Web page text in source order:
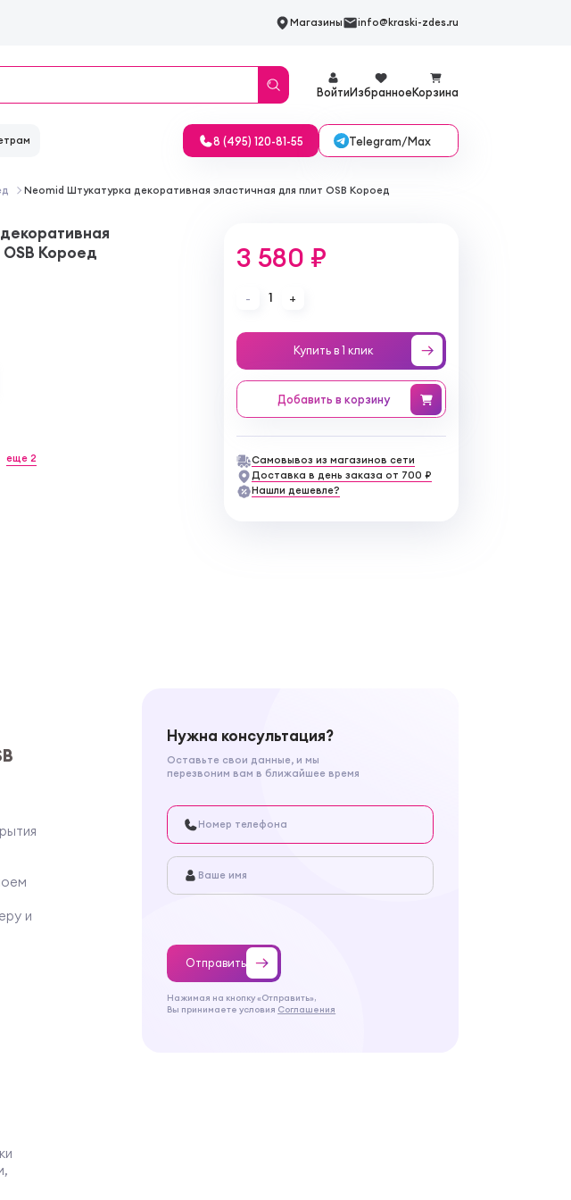
Магазины info@kraski-zdes.ru
ВойтиИзбранноеКорзина
8 (495) 120-81-55 Telegram/Max
Neomid Штукатурка декоративная эластичная для плит OSB Короед
Короед
еще2
3 580 ₽
- 1 +
Купить в 1 клик
Добавить в корзину
Самовывоз из магазинов сети
Доставка в день заказа от 700 ₽
Нашли дешевле?
и
Нужна консультация?
Оставьте свои данные, и мы
перезвоним вам в ближайшее время
Отправить
Нажимая на кнопку «Отправить»,
Вы принимаете условия Соглашения